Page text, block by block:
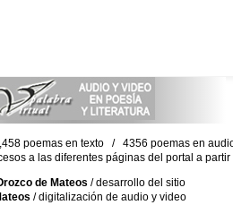
poemas en texto / 4356 poemas en
a las diferentes páginas del portal a
de Mateos / desarrollo del sitio
/ digitalización de audio y video